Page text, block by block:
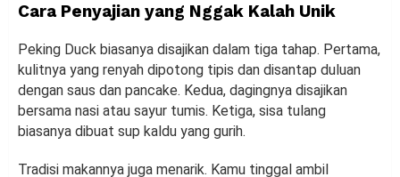
Cara Penyajian yang Nggak Kalah Unik
Peking Duck biasanya disajikan dalam tiga tahap. Pertama,
kulitnya yang renyah dipotong tipis dan disantap duluan
dengan saus dan pancake. Kedua, dagingnya disajikan
bersama nasi atau sayur tumis. Ketiga, sisa tulang
biasanya dibuat sup kaldu yang gurih.
Tradisi makannya juga menarik. Kamu tinggal ambil